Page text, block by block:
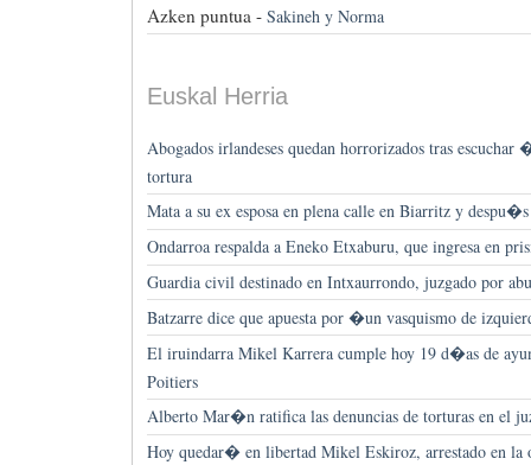
Azken puntua - Sakineh y Norma
Euskal Herria
Abogados irlandeses quedan horrorizados tras
tortura
Mata a su ex esposa en plena calle en Biarritz y
Ondarroa respalda a Eneko Etxaburu, que ingresa en
Guardia civil destinado en Intxaurrondo, juzgado por
Batzarre dice que apuesta por �un vasquismo de
El iruindarra Mikel Karrera cumple hoy 19 d�as de
Poitiers
Alberto Mar�n ratifica las denuncias de torturas en el
Hoy quedar� en libertad Mikel Eskiroz, arrestado en